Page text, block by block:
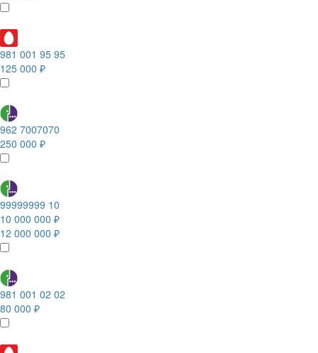
981 001 95 95
125 000 ₽
962 7007070
250 000 ₽
99999999 10
10 000 000 ₽
12 000 000 ₽
981 001 02 02
80 000 ₽